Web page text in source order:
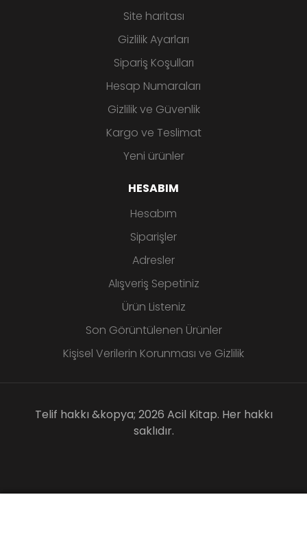
Site haritası
Gizlilik Ayarları
Sipariş Koşulları
Hesap Numaraları
Gizlilik ve Güvenlik
Kargo ve Teslimat
Yeni ürünler
HESABIM
Hesabım
Siparişler
Adresler
Alışveriş Sepetiniz
Ürün Listeniz
Son Görüntülenen Ürünler
Kişisel Verilerin Korunması ve Gizlilik
Telif hakkı &kopya; 2026 Acil Kitap. Her hakkı
saklıdır.